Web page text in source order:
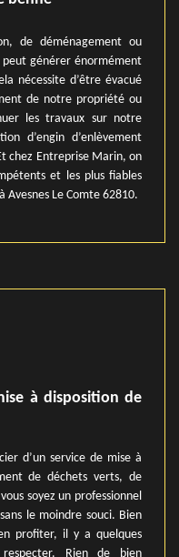
de déménagement ou
peut générer énormément
nécessite d’être évacué
de notre propriété ou
les travaux sur notre
d’engin d’enlèvement
chez Entreprise Marin, on
et les plus fiables
Avesnes Le Comte 62810.
à disposition de
d’un service de mise à
de déchets verts, de
soyez un professionnel
le moindre souci. Bien
profiter, il y a quelques
Rien de bien